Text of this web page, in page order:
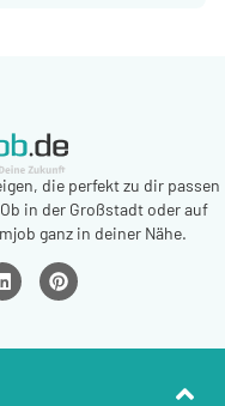
die perfekt zu dir passen
in der Großstadt oder auf
ganz in deiner Nähe.